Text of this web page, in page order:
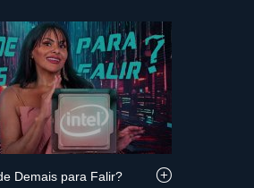
Demais para Falir?